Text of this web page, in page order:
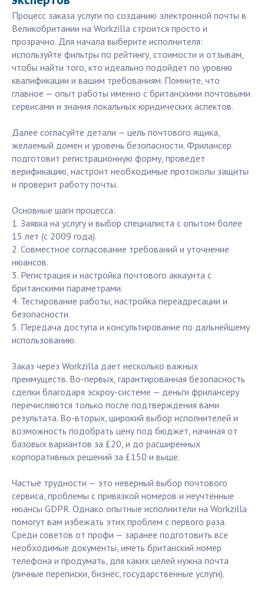
Процесс заказа услуги по созданию электронной почты в
Великобритании на Workzilla строится просто и
прозрачно. Для начала выберите исполнителя:
используйте фильтры по рейтингу, стоимости и отзывам,
чтобы найти того, кто идеально подойдет по уровню
квалификации и вашим требованиям. Помните, что
главное — опыт работы именно с британскими почтовыми
сервисами и знания локальных юридических аспектов.
Далее согласуйте детали — цель почтового ящика,
желаемый домен и уровень безопасности. Фрилансер
подготовит регистрационную форму, проведет
верификацию, настроит необходимые протоколы защиты
и проверит работу почты.
Основные шаги процесса:
1. Заявка на услугу и выбор специалиста с опытом более
15 лет (с 2009 года).
2. Совместное согласование требований и уточнение
нюансов.
3. Регистрация и настройка почтового аккаунта с
британскими параметрами.
4. Тестирование работы, настройка переадресации и
безопасности.
5. Передача доступа и консультирование по дальнейшему
использованию.
Заказ через Workzilla дает несколько важных
преимуществ. Во-первых, гарантированная безопасность
сделки благодаря эскроу-системе — деньги фрилансеру
перечисляются только после подтверждения вами
результата. Во-вторых, широкий выбор исполнителей и
возможность подобрать цену под бюджет, начиная от
базовых вариантов за £20, и до расширенных
корпоративных решений за £150 и выше.
Частые трудности — это неверный выбор почтового
сервиса, проблемы с привязкой номеров и неучтённые
нюансы GDPR. Однако опытные исполнители на Workzilla
помогут вам избежать этих проблем с первого раза.
Среди советов от профи — заранее подготовить все
необходимые документы, иметь британский номер
телефона и продумать, для каких целей нужна почта
(личные переписки, бизнес, государственные услуги).